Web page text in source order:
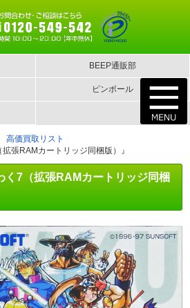
BEEP通販部
ピンボール
高価買取リスト
張RAMカートリッジ同梱版）』
く7（拡張RAMカートリッジ同梱